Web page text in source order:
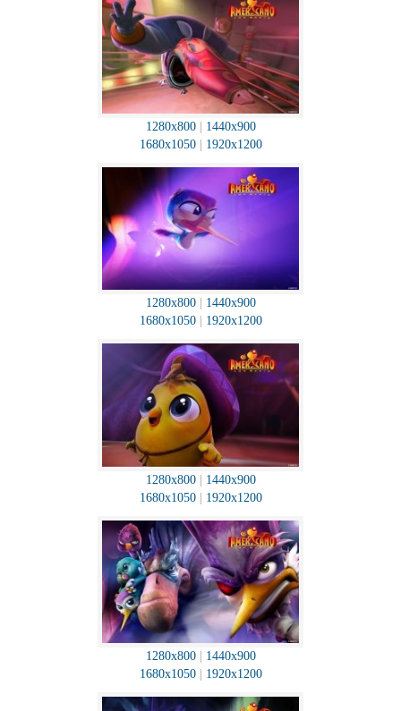
1280x800| 1440x900
1680x1050| 1920x1200
1280x800| 1440x900
1680x1050| 1920x1200
1280x800| 1440x900
1680x1050| 1920x1200
1280x800| 1440x900
1680x1050| 1920x1200